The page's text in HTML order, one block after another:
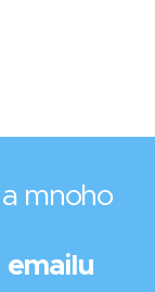
mnoho
emailu